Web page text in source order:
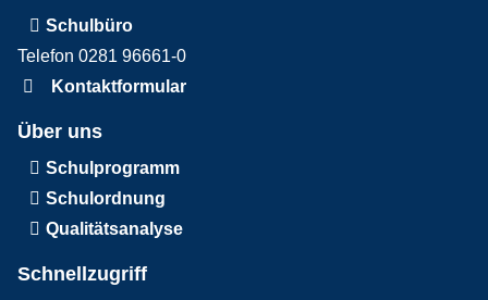
Schulbüro
Telefon 0281 96661-0
Kontaktformular
Über uns
Schulprogramm
Schulordnung
Qualitätsanalyse
Schnellzugriff